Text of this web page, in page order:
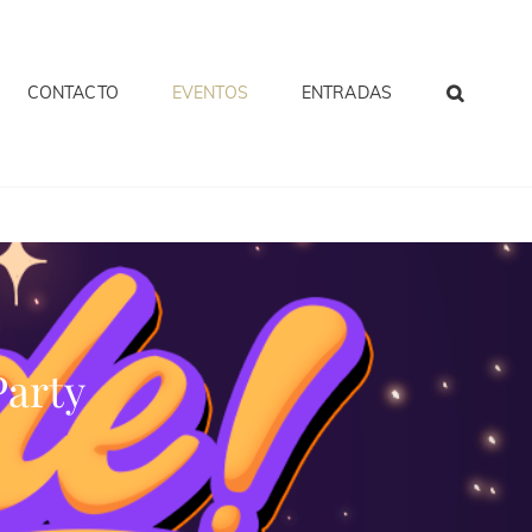
CONTACTO EVENTOS ENTRADAS